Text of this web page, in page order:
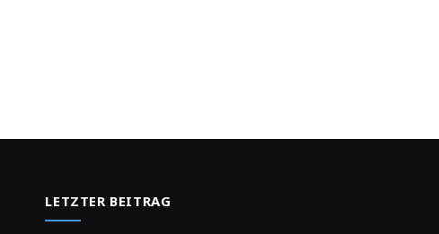
LETZTER BEITRAG